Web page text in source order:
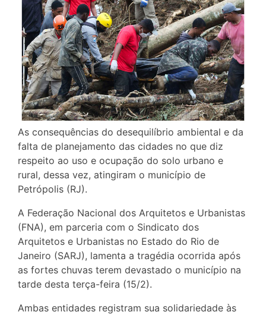
As consequências do desequilíbrio ambiental e da
falta de planejamento das cidades no que diz
respeito ao uso e ocupação do solo urbano e
rural, dessa vez, atingiram o município de
Petrópolis (RJ).
A Federação Nacional dos Arquitetos e Urbanistas
(FNA), em parceria com o Sindicato dos
Arquitetos e Urbanistas no Estado do Rio de
Janeiro (SARJ), lamenta a tragédia ocorrida após
as fortes chuvas terem devastado o município na
tarde desta terça-feira (15/2).
Ambas entidades registram sua solidariedade às